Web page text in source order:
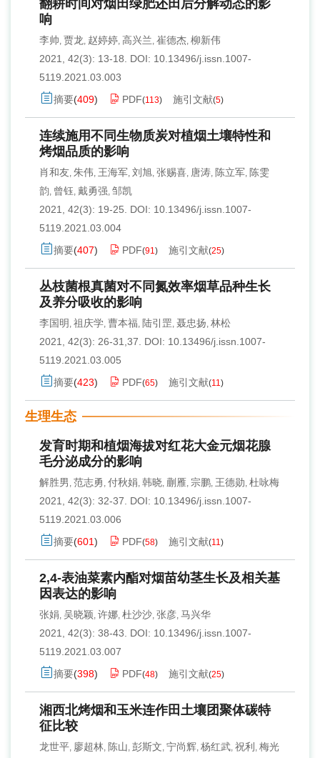
翻耕时间对烟田绿肥还田后分解动态的影
响
李帅, 贾龙, 赵婷婷, 高兴兰, 崔德杰, 柳新伟
2021, 42(3): 13-18.
DOI: 10.13496/j.issn.1007-
5119.2021.03.003
摘要(409) PDF(113) 施引文献(5)
连续施用不同生物质炭对植烟土壤特性和
烤烟品质的影响
肖和友, 朱伟, 王海军, 刘旭, 张赐喜, 唐涛, 陈立军, 陈雯
韵, 曾钰, 戴勇强, 邹凯
2021, 42(3): 19-25.
DOI: 10.13496/j.issn.1007-
5119.2021.03.004
摘要(407) PDF(91) 施引文献(25)
丛枝菌根真菌对不同氮效率烟草品种生长
及养分吸收的影响
李国明 , 祖庆学, 曹本福, 陆引罡, 聂忠扬, 林松
2021, 42(3): 26-31,37.
DOI: 10.13496/j.issn.1007-
5119.2021.03.005
摘要(423) PDF(65) 施引文献(11)
生理生态
发育时期和植烟海拔对红花大金元烟花腺
毛分泌成分的影响
解胜男 , 范志勇 , 付秋娟, 韩晓, 蒯雁, 宗鹏, 王德勋, 杜咏梅
2021, 42(3): 32-37.
DOI: 10.13496/j.issn.1007-
5119.2021.03.006
摘要(601) PDF(58) 施引文献(11)
2,4-表油菜素内酯对烟苗幼茎生长及相关基
因表达的影响
张娟, 吴晓颖, 许娜, 杜沙沙, 张彦, 马兴华
2021, 42(3): 38-43.
DOI: 10.13496/j.issn.1007-
5119.2021.03.007
摘要(398) PDF(48) 施引文献(25)
湘西北烤烟和玉米连作田土壤团聚体碳特
征比较
龙世平, 廖超林, 陈山, 彭斯文, 宁尚辉, 杨红武, 祝利 , 梅光